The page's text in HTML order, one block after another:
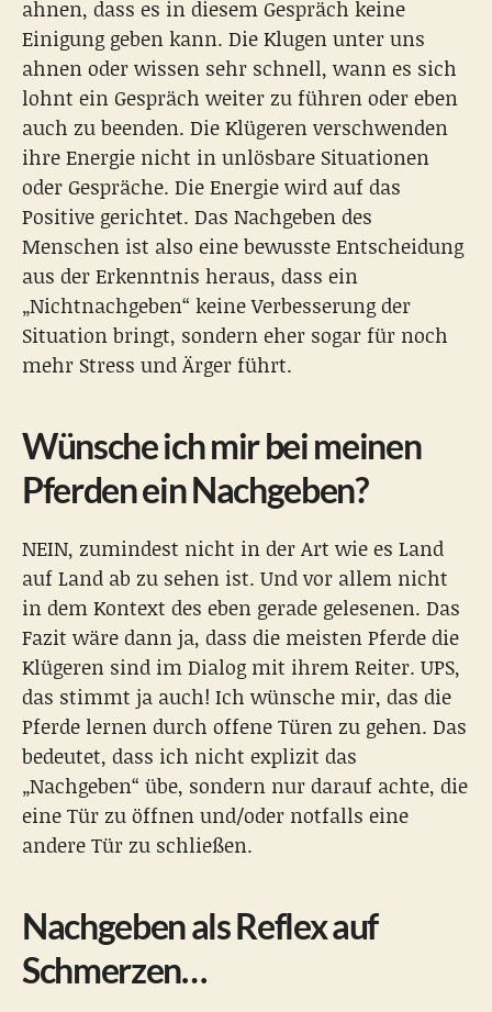
ahnen, dass es in diesem Gespräch keine
Einigung geben kann. Die Klugen unter uns
ahnen oder wissen sehr schnell, wann es sich
lohnt ein Gespräch weiter zu führen oder eben
auch zu beenden. Die Klügeren verschwenden
ihre Energie nicht in unlösbare Situationen
oder Gespräche. Die Energie wird auf das
Positive gerichtet. Das Nachgeben des
Menschen ist also eine bewusste Entscheidung
aus der Erkenntnis heraus, dass ein
„Nichtnachgeben“ keine Verbesserung der
Situation bringt, sondern eher sogar für noch
mehr Stress und Ärger führt.
Wünsche ich mir bei meinen
Pferden ein Nachgeben?
NEIN, zumindest nicht in der Art wie es Land
auf Land ab zu sehen ist. Und vor allem nicht
in dem Kontext des eben gerade gelesenen. Das
Fazit wäre dann ja, dass die meisten Pferde die
Klügeren sind im Dialog mit ihrem Reiter. UPS,
das stimmt ja auch! Ich wünsche mir, das die
Pferde lernen durch offene Türen zu gehen. Das
bedeutet, dass ich nicht explizit das
„Nachgeben“ übe, sondern nur darauf achte, die
eine Tür zu öffnen und/oder notfalls eine
andere Tür zu schließen.
Nachgeben als Reflex auf
Schmerzen…